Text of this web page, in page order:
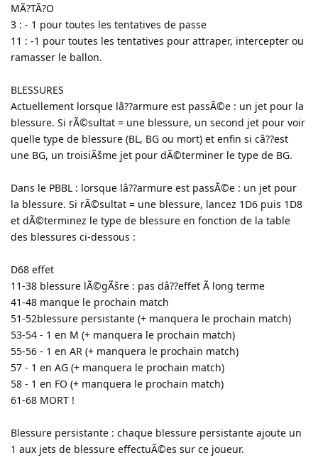
MÃ?TÃ?O
3 : - 1 pour toutes les tentatives de passe
11 : -1 pour toutes les tentatives pour attraper, intercepter ou
ramasser le ballon.
BLESSURES
Actuellement lorsque lâ??armure est passÃ©e : un jet pour la
blessure. Si rÃ©sultat = une blessure, un second jet pour voir
quelle type de blessure (BL, BG ou mort) et enfin si câ??est
une BG, un troisiÃšme jet pour dÃ©terminer le type de BG.
Dans le PBBL : lorsque lâ??armure est passÃ©e : un jet pour
la blessure. Si rÃ©sultat = une blessure, lancez 1D6 puis 1D8
et dÃ©terminez le type de blessure en fonction de la table
des blessures ci-dessous :
D68 effet
11-38 blessure lÃ©gÃšre : pas dâ??effet Ã long terme
41-48 manque le prochain match
51-52blessure persistante (+ manquera le prochain match)
53-54 - 1 en M (+ manquera le prochain match)
55-56 - 1 en AR (+ manquera le prochain match)
57 - 1 en AG (+ manquera le prochain match)
58 - 1 en FO (+ manquera le prochain match)
61-68 MORT !
Blessure persistante : chaque blessure persistante ajoute un
1 aux jets de blessure effectuÃ©es sur ce joueur.